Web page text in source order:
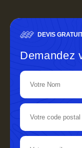
DEVIS
Demandez